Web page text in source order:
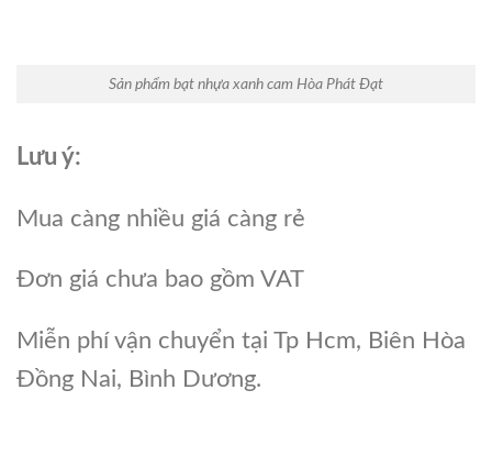
Sản phẩm bạt nhựa xanh cam Hòa Phát Đạt
Lưu ý:
Mua càng nhiều giá càng rẻ
Đơn giá chưa bao gồm VAT
Miễn phí vận chuyển tại Tp Hcm, Biên Hòa
Đồng Nai, Bình Dương.